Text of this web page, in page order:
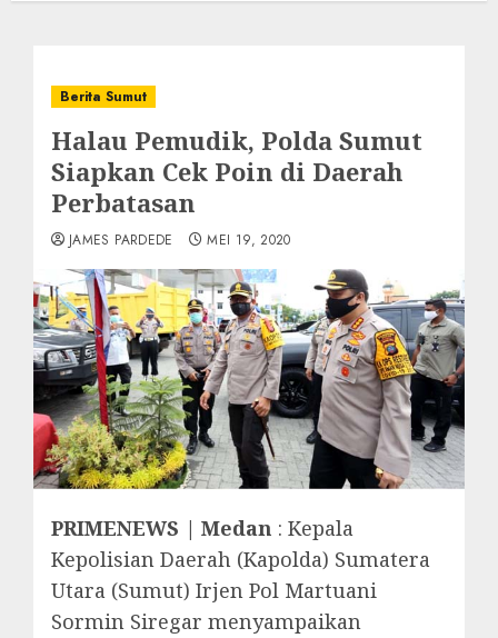
Berita Sumut
Halau Pemudik, Polda Sumut
Siapkan Cek Poin di Daerah
Perbatasan
JAMES PARDEDE MEI 19, 2020
PRIMENEWS | Medan : Kepala
Kepolisian Daerah (Kapolda) Sumatera
Utara (Sumut) Irjen Pol Martuani
Sormin Siregar menyampaikan